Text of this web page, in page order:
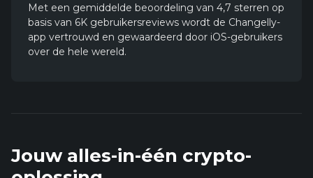
Met een gemiddelde beoordeling van 4,7 sterren op
basis van 6K gebruikersreviews wordt de Changelly-
app vertrouwd en gewaardeerd door iOS-gebruikers
over de hele wereld.
Jouw alles-in-één crypto-